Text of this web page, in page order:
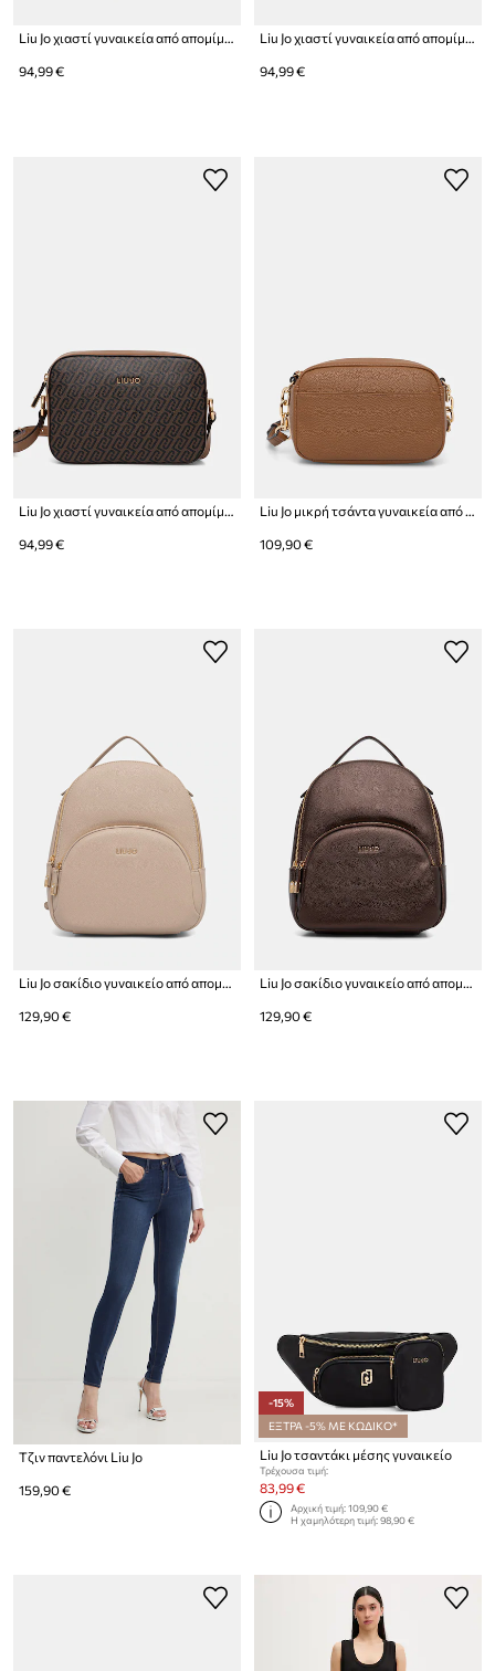
Liu Jo χιαστί γυναικεία από απομίμηση δέρματος
94,99 €
Liu Jo χιαστί γυναικεία από απομίμηση δέρματος
94,99 €
94,99 € 109,90 €
Liu Jo σακίδιο γυναικείο από απομίμηση δέρματος
129,90 €
Liu Jo σακίδιο γυναικείο από απομίμηση δέρματος
129,90 €
Τζιν παντελόνι Liu Jo
159,90 €
-15%
ΕΞΤΡΑ -5% ΜΕ ΚΩΔΙΚΟ*
Liu Jo τσαντάκι μέσης γυναικείο
Τρέχουσα τιμή:
83,99 €
Αρχική τιμή:109,90 €
Η χαμηλότερη τιμή:98,90 €